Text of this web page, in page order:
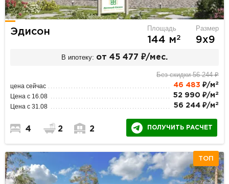
Эдисон Площадь
144 м2
Размер
9х9
В ипотеку: от 45 477 ₽/мес.
Без скидки 56 244 ₽
цена сейчас 46 483 ₽/м 2
Цена с 16.08 52 990 ₽/м 2
Цена с 31.08 56 244 ₽/м 2
4 2 2 ПОЛУЧИТЬ РАСЧЕТ
ТОП